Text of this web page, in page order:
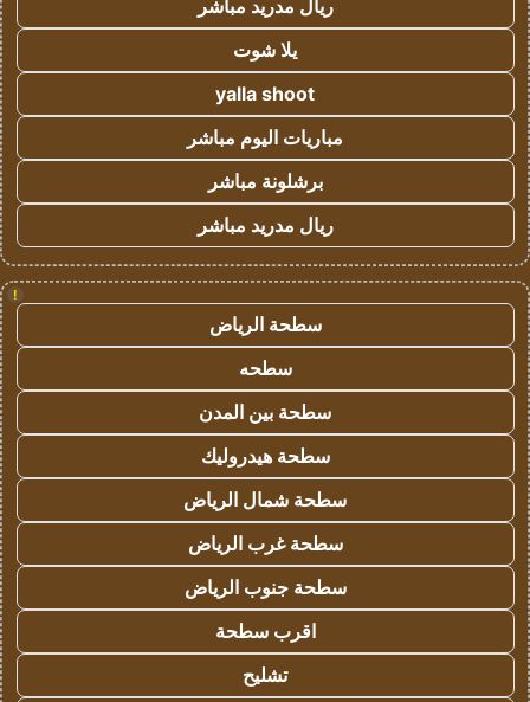
ريال مدريد مباشر
يلا شوت
yalla shoot
مباريات اليوم مباشر
برشلونة مباشر
ريال مدريد مباشر
!
سطحة الرياض
سطحه
سطحة بين المدن
سطحة هيدروليك
سطحة شمال الرياض
سطحة غرب الرياض
سطحة جنوب الرياض
اقرب سطحة
تشليح